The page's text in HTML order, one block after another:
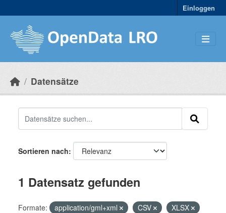
Einloggen
Datensätze
Sortieren nach
1 Datensatz gefunden
Formate: application/gml+xml CSV
XLSX